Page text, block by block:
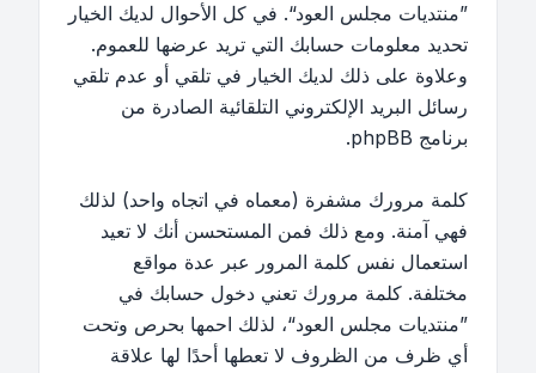
”منتديات مجلس العود“. في كل الأحوال لديك الخيار
تحديد معلومات حسابك التي تريد عرضها للعموم.
وعلاوة على ذلك لديك الخيار في تلقي أو عدم تلقي
رسائل البريد الإلكتروني التلقائية الصادرة من
برنامج phpBB.
كلمة مرورك مشفرة (معماه في اتجاه واحد) لذلك
فهي آمنة. ومع ذلك فمن المستحسن أنك لا تعيد
استعمال نفس كلمة المرور عبر عدة مواقع
مختلفة. كلمة مرورك تعني دخول حسابك في
”منتديات مجلس العود“، لذلك احمها بحرص وتحت
أي ظرف من الظروف لا تعطها أحدًا لها علاقة